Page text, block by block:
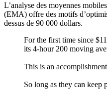
L’analyse des moyennes
(EMA) offre des motifs
dessus de 90 000 dollars.
For the first time since
its 4-hour 200 moving
This is an
So long as they can keep